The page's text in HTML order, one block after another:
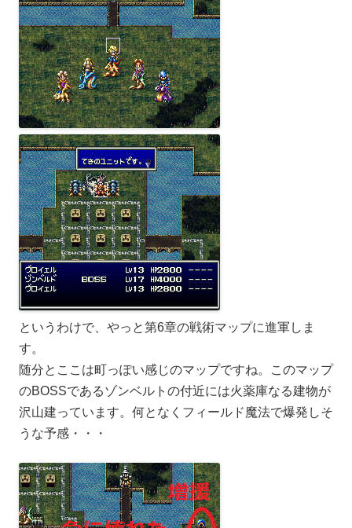
というわけで、やっと第6章の戦術マップに進軍しま
す。
随分とここは町っぽい感じのマップですね。このマップ
のBOSSであるゾンベルトの付近には火薬庫なる建物が
沢山建っています。何となくフィールド魔法で爆発しそ
うな予感・・・